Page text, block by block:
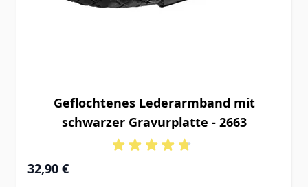
Geflochtenes Lederarmband mit
schwarzer Gravurplatte - 2663
32,90 €